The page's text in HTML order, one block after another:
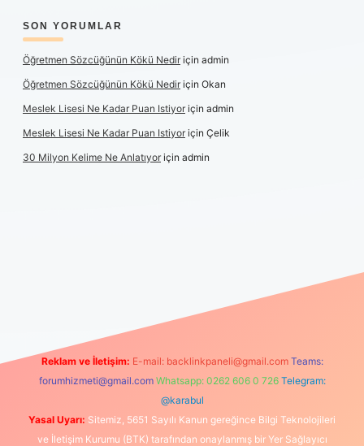
SON YORUMLAR
Öğretmen Sözcüğünün Kökü Nediriçin admin
Öğretmen Sözcüğünün Kökü Nediriçin Okan
Meslek Lisesi Ne Kadar Puan Istiyoriçin admin
Meslek Lisesi Ne Kadar Puan Istiyoriçin Çelik
30 Milyon Kelime Ne Anlatıyoriçin admin
elexbetgiris.org
Reklam ve İletişim: E-mail: backlinkpaneli@gmail.com Teams:
forumhizmeti@gmail.com Whatsapp: 0262 606 0 726 Telegram:
@karabul
Yasal Uyarı: Sitemiz, 5651 Sayılı Kanun gereğince Bilgi Teknolojileri
ve İletişim Kurumu (BTK) tarafından onaylanmış bir Yer Sağlayıcı